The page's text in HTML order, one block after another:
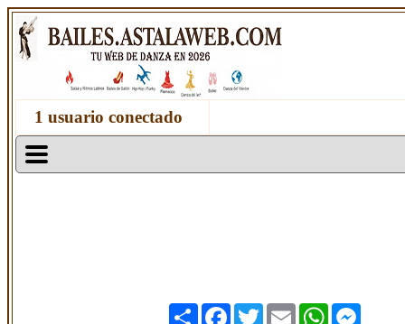
1 usuario conectado
Share Facebook
TwitterEmail WhatsApp